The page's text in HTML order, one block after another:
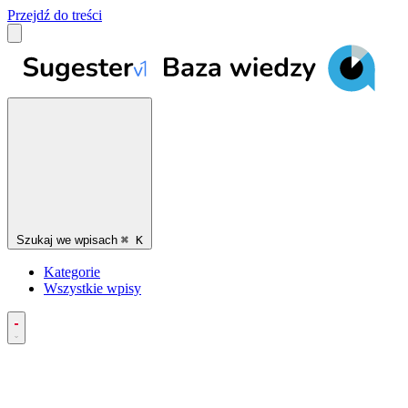
Przejdź do treści
Szukaj we wpisach ⌘ K
Kategorie
Wszystkie wpisy